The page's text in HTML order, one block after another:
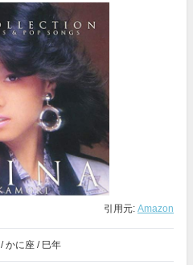
引用元: Amazon
/ かに座 / 巳年